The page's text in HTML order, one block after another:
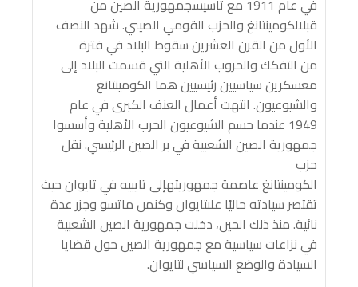
في عام 1911 مع تأسيسجمهورية الصين من
قبلالكومينتانغ والحزب القومي الصيني. شهد النصف
الأول من القرن العشرين سقوط البلاد في فترة
من التفكك والحروب الأهلية التي قسمت البلاد إلى
معسكرين سياسيين رئيسيين هما الكومينتانغ
والشيوعيون. انتهت أعمال العنف الكبرى في عام
1949 عندما حسم الشيوعيون الحرب الأهلية وأسسوا
جمهورية الصين الشعبية في بر الصين الرئيسي. نقل
حزب
الكومينتانغ عاصمة جمهوريتهإلى تايبيه في تايوان حيث
تقتصر سيادته حاليًا علىتايوان وكنمن ماتسو وجزر عدة
نائية. منذ ذلك الحين، دخلت جمهورية الصين الشعبية
في نزاعات سياسية مع جمهورية الصين حول قضايا
السيادة والوضع السياسي لتايوان.